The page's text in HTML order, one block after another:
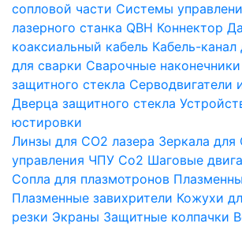
сопловой части Системы
лазерного станка QBH Коннектор
коаксиальный кабель Кабель-
для сварки Сварочные наконечники
защитного стекла Серводвигатели
Дверца защитного стекла
юстировки
Линзы для СО2 лазера Зеркала
управления ЧПУ Co2 Шаговые
Сопла для плазмотронов
Плазменные завихрители Кожухи
резки Экраны Защитные колпачки